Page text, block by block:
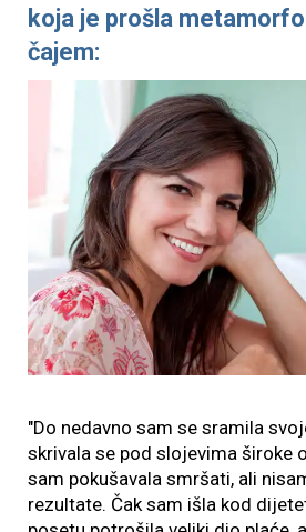
koja je prošla
čajem:
"Do nedavno sam se sramila
skrivala se pod slojevima široke
sam pokušavala smršati, ali
rezultate. Čak sam išla kod